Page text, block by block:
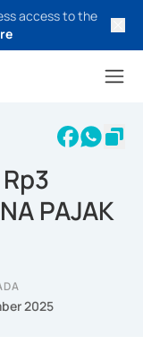
access to the
PAJAK
2025